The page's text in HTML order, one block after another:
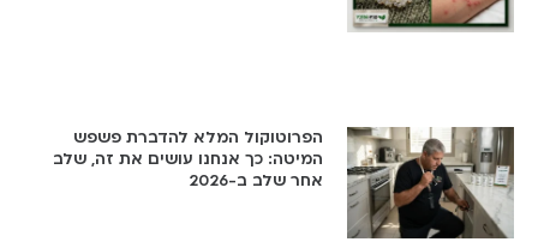
הפרוטוקול המלא להדברת פשפש
המיטה: כך אנחנו עושים את זה, שלב
אחר שלב ב-2026